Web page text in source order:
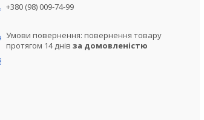
+380 (98) 009-74-99
повернення товару
протягом 14 днів за домовленістю